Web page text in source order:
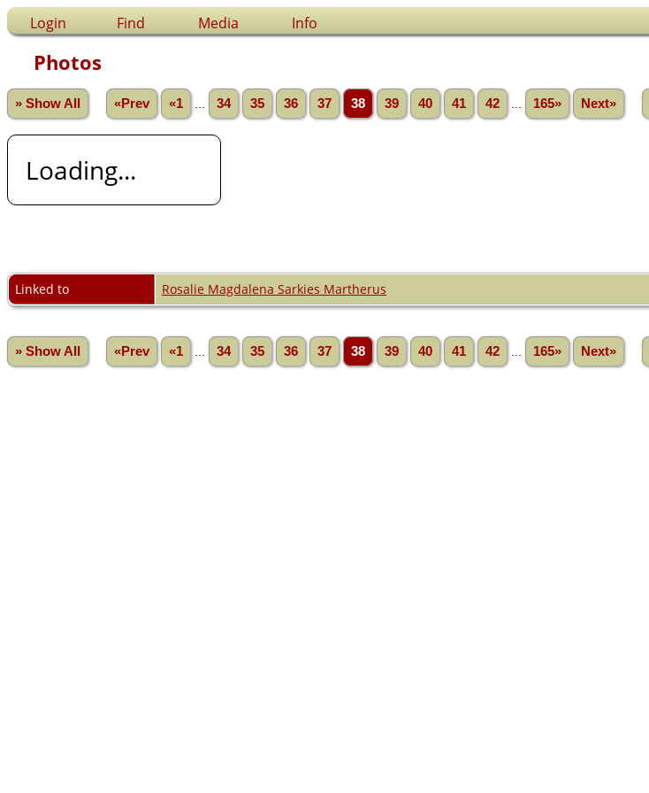
Login Find Media Info
Photos
» Show All «Prev «1 34 35 36 37 38 39 40 41 42 165» Next»
Loading...
Linked to Rosalie Magdalena Sarkies Martherus
» Show All «Prev «1 34 35 36 37 38 39 40 41 42 165» Next»